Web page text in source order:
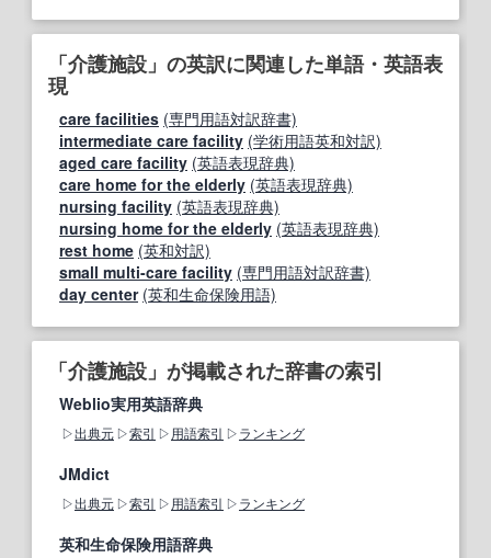
「介護施設」の英訳に関連した単語・英語表
現
care facilities (専門用語対訳辞書)
intermediate care facility (学術用語英和対訳)
aged care facility (英語表現辞典)
care home for the elderly (英語表現辞典)
nursing facility (英語表現辞典)
nursing home for the elderly (英語表現辞典)
rest home (英和対訳)
small multi-care facility (専門用語対訳辞書)
day center (英和生命保険用語)
「介護施設」が掲載された辞書の索引
Weblio実用英語辞典
出典元 索引 用語索引 ランキング
JMdict
出典元 索引 用語索引 ランキング
英和生命保険用語辞典